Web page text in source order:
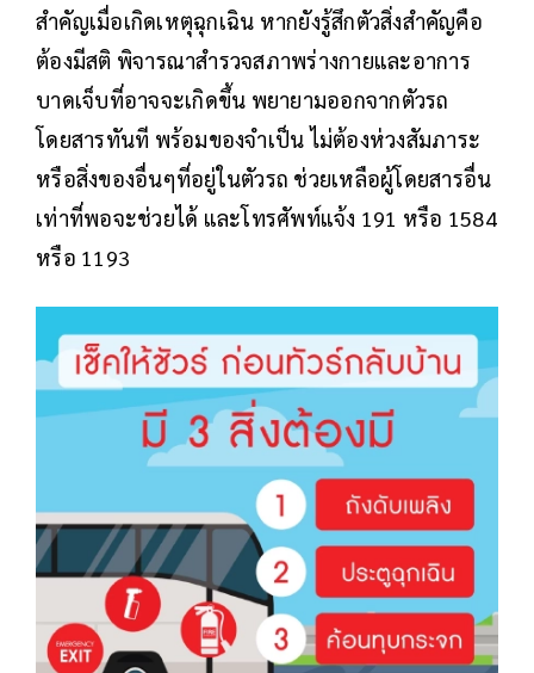
สำคัญเมื่อเกิดเหตุฉุกเฉิน หากยังรู้สึกตัวสิ่งสำคัญคือ
ต้องมีสติ พิจารณาสำรวจสภาพร่างกายและอาการ
บาดเจ็บที่อาจจะเกิดขึ้น พยายามออกจากตัวรถ
โดยสารทันที พร้อมของจำเป็น ไม่ต้องห่วงสัมภาระ
หรือสิ่งของอื่นๆที่อยู่ในตัวรถ ช่วยเหลือผู้โดยสารอื่น
เท่าที่พอจะช่วยได้ และโทรศัพท์แจ้ง 191 หรือ 1584
หรือ 1193